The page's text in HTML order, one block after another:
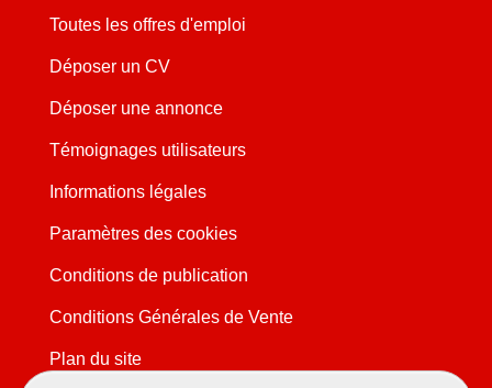
Toutes les offres d'emploi
Déposer un CV
Déposer une annonce
Témoignages utilisateurs
Informations légales
Paramètres des cookies
Conditions de publication
Conditions Générales de Vente
Plan du site